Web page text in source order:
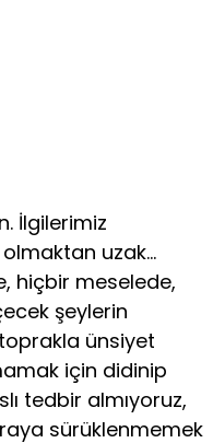
İlgilerimiz
uzak…
hiçbir meselede,
şeylerin
ünsiyet
için didinip
tedbir almıyoruz,
sürüklenmemek